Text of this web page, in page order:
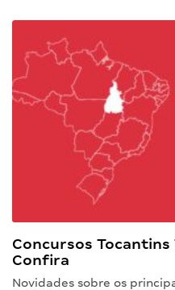
Concursos Tocantins
Confira
Novidades sobre os